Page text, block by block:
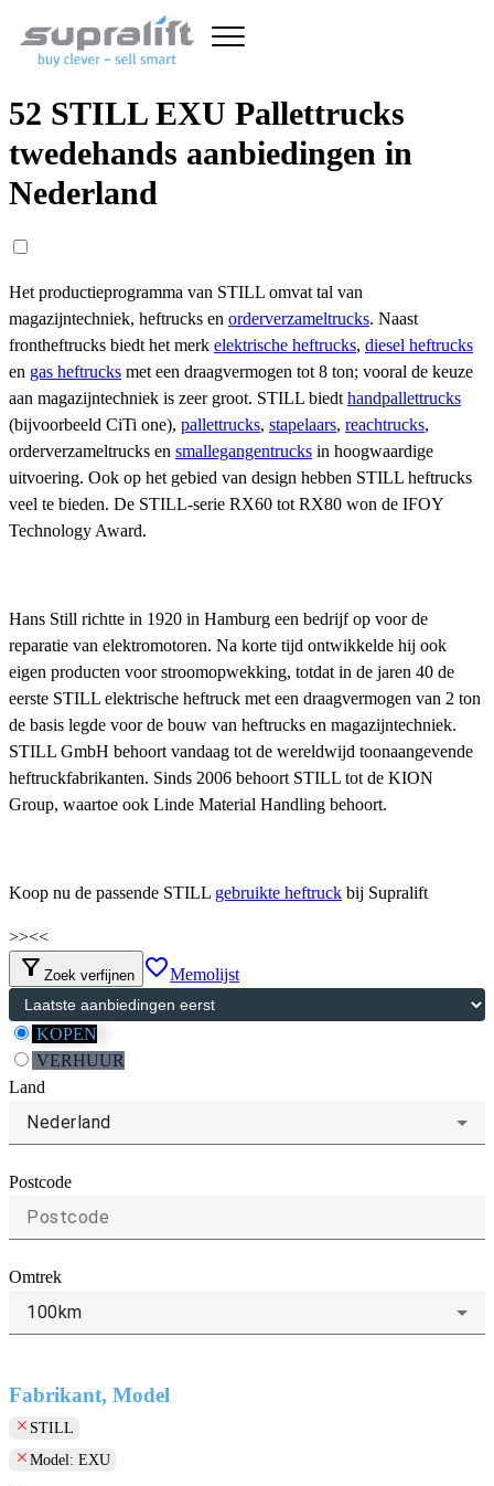
52 STILL EXU Pallettrucks
twedehands aanbiedingen in
Nederland
Het productieprogramma van STILL omvat tal van
magazijntechniek, heftrucks en orderverzameltrucks. Naast
frontheftrucks biedt het merk elektrische heftrucks, diesel heftrucks
en gas heftrucks met een draagvermogen tot 8 ton; vooral de keuze
aan magazijntechniek is zeer groot. STILL biedt handpallettrucks
(bijvoorbeeld CiTi one), pallettrucks, stapelaars, reachtrucks,
orderverzameltrucks en smallegangentrucks in hoogwaardige
uitvoering. Ook op het gebied van design hebben STILL heftrucks
veel te bieden. De STILL-serie RX60 tot RX80 won de IFOY
Technology Award.
Hans Still richtte in 1920 in Hamburg een bedrijf op voor de
reparatie van elektromotoren. Na korte tijd ontwikkelde hij ook
eigen producten voor stroomopwekking, totdat in de jaren 40 de
eerste STILL elektrische heftruck met een draagvermogen van 2 ton
de basis legde voor de bouw van heftrucks en magazijntechniek.
STILL GmbH behoort vandaag tot de wereldwijd toonaangevende
heftruckfabrikanten. Sinds 2006 behoort STILL tot de KION
Group, waartoe ook Linde Material Handling behoort.
Koop nu de passende STILL gebruikte heftruck bij Supralift
>><<
filter_alt Zoek verfijnen favorite_borderMemolijst
KOPEN
VERHUUR
Land
Nederland
Postcode
Omtrek
100km
Fabrikant, Model
clear STILL
clear Model: EXU